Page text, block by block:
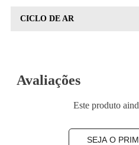
CICLO DE AR
Avaliações
Este produto
SEJA O